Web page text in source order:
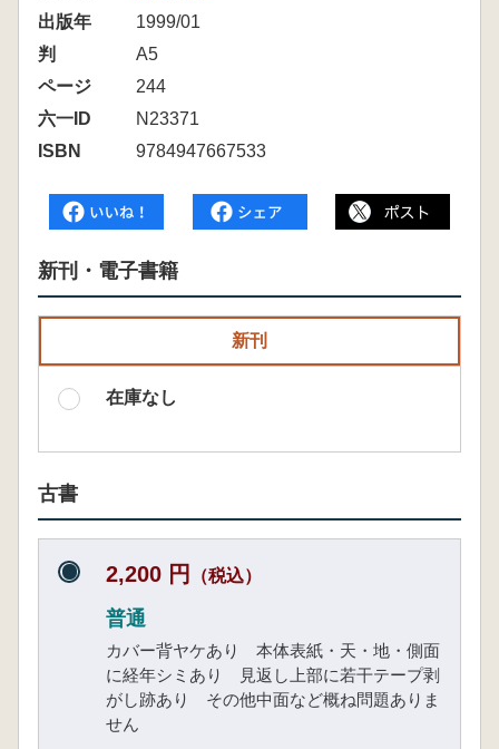
出版年
1999/01
判
A5
ページ
244
六一ID
N23371
ISBN
9784947667533
新刊・電子書籍
新刊
在庫なし
古書
2,200 円 （税込）
普通
カバー背ヤケあり 本体表紙・天・地・側面
に経年シミあり 見返し上部に若干テープ剥
がし跡あり その他中面など概ね問題ありま
せん